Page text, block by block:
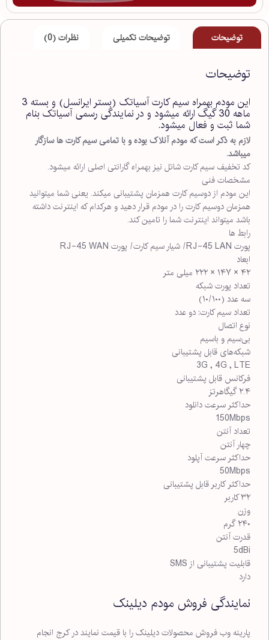
توضیحات توضیحات تکمیلی نظرات (0)
توضیحات
این مودم بهمراه سیم کارت آسیاتک (بستر ایرانسل) و بسته 3
ماهه 30 گیگ ارائه میشود و در نمایندگی رسمی آسیاتک بنام
شما ثبت و فعال میشود.
لازم به ذکر است که مودم آنلاک بوده و با تمامی سیم کارت ها سازگار
میباشد.
کد تخفیف سیم کارت شاتل نیز بهمراه گارانتی اصلی ارائه میشود.
مشخصات فنی
این مودم از دوسیم کارت همزمان پشتیبانی میکند. یعنی شما میتوانید
همزمان دوسیم کارت را در مودم قرار دهید و هرکدام که اینترنت داشته
باشد میتواند اینترنت شما را تامین کند.
رابط‌‌ ها
پورت RJ-45 LAN/ شیار سیم کارت/ پورت RJ-45 WAN
ابعاد
۴۲ × ۱۴۷ × ۲۲۲ میلی متر
تعداد پورت شبکه
سه عدد (۱۰/۱۰۰)
تعداد سیم کارت: دو عدد
نوع اتصال
بی‌سیم و باسیم
شبکه‌های قابل پشتیبانی
3G , 4G , LTE
فرکانس قابل پشتیبانی
۲.۴ گیگاهرتز
حداکثر سرعت دانلود
150Mbps
تعداد آنتن
چهار آنتن
حداکثر سرعت آپلود
50Mbps
حداکثر کاربر قابل پشتیبانی
۳۲ کاربر
وزن
۲۴۰ گرم
قدرت آنتن
5dBi
قابلیت پشتیبانی از SMS
دارد
نمایندگی فروش مودم دیلینک
پارینه وب فروش محصولات دیلینک را با قیمت نمایند در کرج انجام